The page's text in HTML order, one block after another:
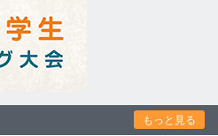
もっと見る